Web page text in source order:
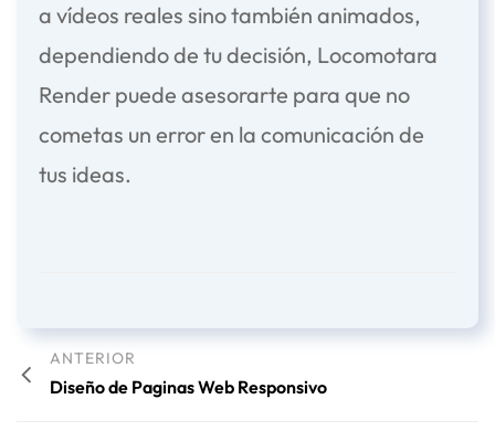
a vídeos reales sino también animados,
dependiendo de tu decisión, Locomotara
Render puede asesorarte para que no
cometas un error en la comunicación de
tus ideas.
ANTERIOR
Diseño de Paginas Web Responsivo